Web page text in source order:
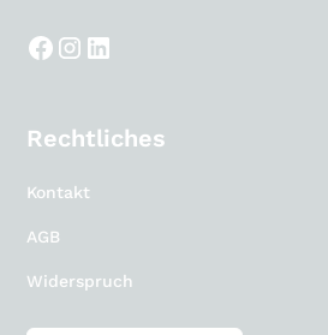
Rechtliches
Kontakt
AGB
Widerspruch